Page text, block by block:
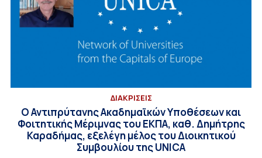
ΔΙΑΚΡΙΣΕΙΣ
Ο Αντιπρύτανης Ακαδημαϊκών Υποθέσεων και
Φοιτητικής Μέριμνας του ΕΚΠΑ, καθ. Δημήτρης
Καραδήμας, εξελέγη μέλος του Διοικητικού
Συμβουλίου της UNICA